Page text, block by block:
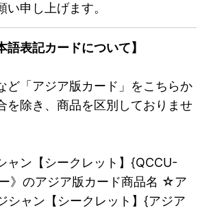
申し上げます。
語表記カードについて】
ど「アジア版カード」をこちらか
を除き、商品を区別しておりませ
ャン【シークレット】{QCCU-
》のアジア版カード商品名 ☆ア
シャン【シークレット】{アジア